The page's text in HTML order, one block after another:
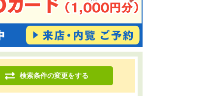
検索条件の変更をする